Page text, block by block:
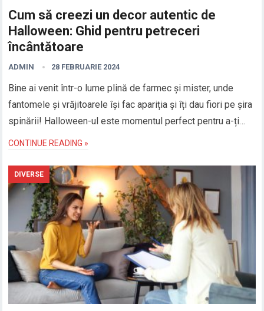
Cum să creezi un decor autentic de
Halloween: Ghid pentru petreceri
încântătoare
ADMIN 28 FEBRUARIE 2024
Bine ai venit într-o lume plină de farmec și mister, unde
fantomele și vrăjitoarele își fac apariția și îți dau fiori pe șira
spinării! Halloween-ul este momentul perfect pentru a-ți…
CONTINUE READING »
DIVERSE